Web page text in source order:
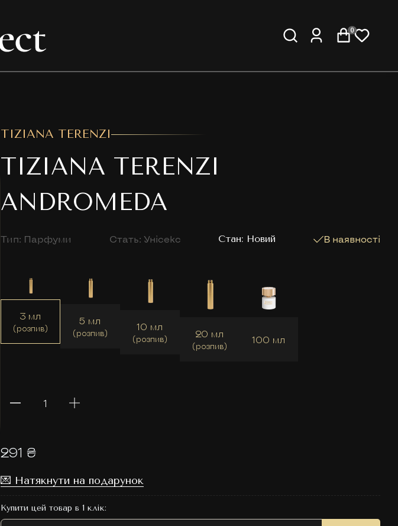
0
TIZIANA TERENZI
TIZIANA TERENZI
ANDROMEDA
Тип: Парфуми Стать: Унісекс Cтан: Новий В наявності
3 мл
(розпив)
5 мл
(розпив)
10 мл
(розпив) 20 мл
(розпив)
100 мл
291 ₴
💌 Натякнути на подарунок
Купити цей товар в 1 клік: